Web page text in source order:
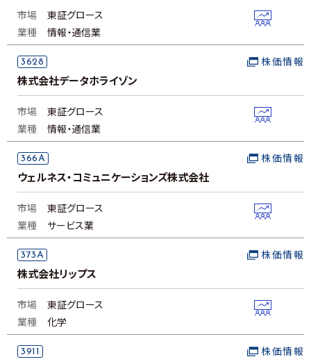
市場
東証グロース
業種
情報・通信業
3628
株式会社データホライゾン
株価情報
市場
東証グロース
業種
情報・通信業
366A
ウェルネス・コミュニケーションズ株式会社
株価情報
市場
東証グロース
業種
サービス業
373A
株式会社リップス
株価情報
市場
東証グロース
業種
化学
3911 株価情報